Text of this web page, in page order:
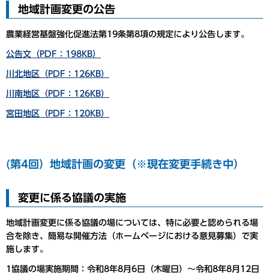
地域計画変更の公告
農業経営基盤強化促進法第19条第8項の規定により公告します。
公告文（PDF：198KB）
川北地区（PDF：126KB）
川南地区（PDF：126KB）
宮田地区（PDF：120KB）
(第4回）地域計画の変更（※現在変更手続き中）
変更に係る協議の実施
地域計画変更に係る協議の場については、特に必要と認められる場
合を除き、簡易な開催方法（ホームページにおける意見募集）で実
施します。
1協議の場実施期間：令和8年8月6日（木曜日）～令和8年8月12日